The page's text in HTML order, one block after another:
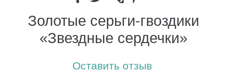
Золотые серьги-гвоздики
«Звездные сердечки»
Оставить отзыв